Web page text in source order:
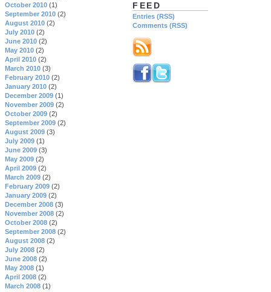
FEED
Entries (RSS)
Comments (RSS)
October 2010 (1)
September 2010 (2)
August 2010 (2)
July 2010 (2)
June 2010 (2)
May 2010 (2)
April 2010 (2)
March 2010 (3)
February 2010 (2)
January 2010 (2)
December 2009 (1)
November 2009 (2)
October 2009 (2)
September 2009 (2)
August 2009 (3)
July 2009 (1)
June 2009 (3)
May 2009 (2)
April 2009 (2)
March 2009 (2)
February 2009 (2)
January 2009 (2)
December 2008 (3)
November 2008 (2)
October 2008 (2)
September 2008 (2)
August 2008 (2)
July 2008 (2)
June 2008 (2)
May 2008 (1)
April 2008 (2)
March 2008 (1)